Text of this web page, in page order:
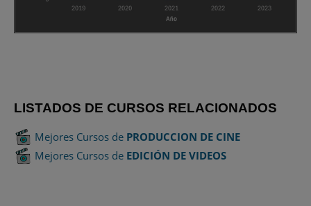
LISTADOS DE CURSOS RELACIONADOS
Mejores Cursos de PRODUCCION DE CINE
Mejores Cursos de EDICIÓN DE VIDEOS